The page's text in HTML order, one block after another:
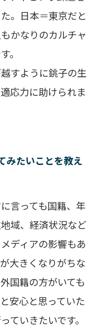
。日本＝東京だと
かなりのカルチャ
。
すように銚子の生
応力に助けられま
みたいことを教え
言っても国籍、年
域、経済状況など
ディアの影響もあ
大きくなりがちな
国籍の方がいても
安心と思っていた
ていきたいです。